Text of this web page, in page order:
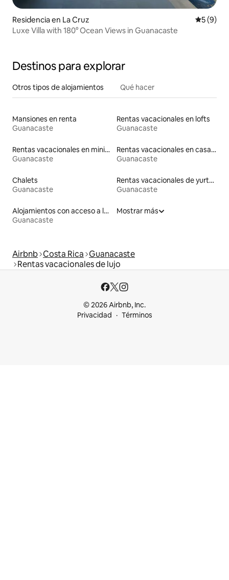
Residencia en La Cruz
5 (9)
Luxe Villa with 180° Ocean Views in Guanacaste
Destinos para explorar
Otros tipos de alojamientos Qué hacer
Mansiones en renta
Guanacaste
Rentas vacacionales en lofts
Guanacaste
Rentas vacacionales en minicasas
Guanacaste
Rentas vacacionales en casas rodantes
Guanacaste
Chalets
Guanacaste
Rentas vacacionales de yurtas con jacuzzi
Guanacaste
Alojamientos con acceso a la playa
Guanacaste
Mostrar más
Airbnb Costa Rica Guanacaste
Rentas vacacionales de lujo
© 2026 Airbnb, Inc.
Privacidad
Términos